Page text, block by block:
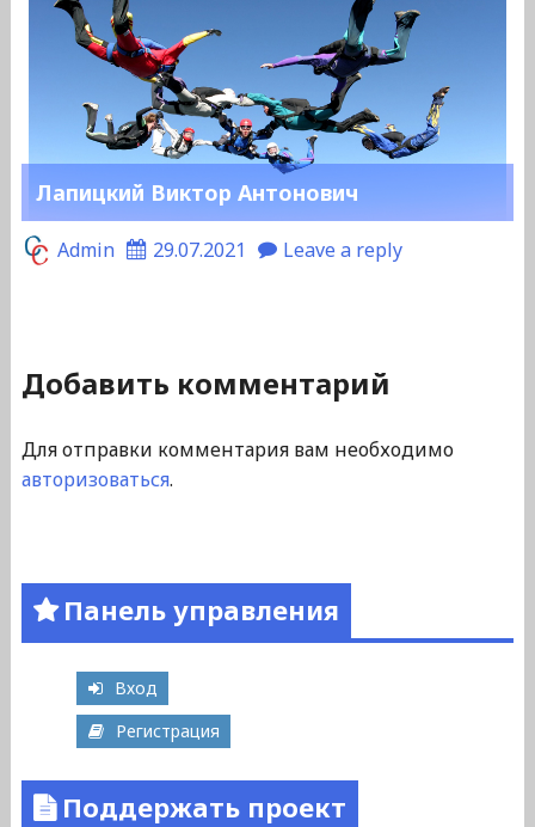
Лапицкий Виктор Антонович
Admin 29.07.2021 Leave a reply
Добавить комментарий
Для отправки комментария вам необходимо
авторизоваться.
Панель управления
Вход
Регистрация
Поддержать проект